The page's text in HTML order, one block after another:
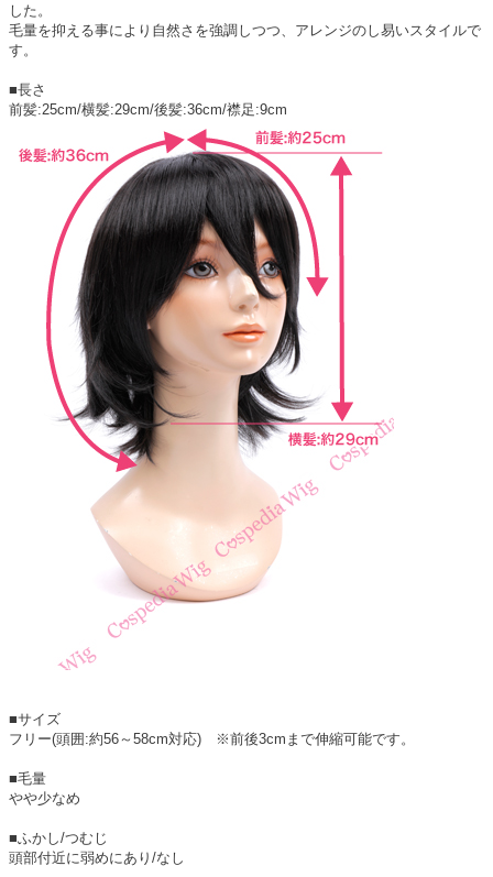
した。
毛量を抑える事により自然さを強調しつつ、アレンジのし易いスタイルで
す。
■長さ
前髪:25cm/横髪:29cm/後髪:36cm/襟足:9cm
■サイズ
フリー(頭囲:約56～58cm対応) ※前後3cmまで伸縮可能です。
■毛量
やや少なめ
■ふかし/つむじ
頭部付近に弱めにあり/なし